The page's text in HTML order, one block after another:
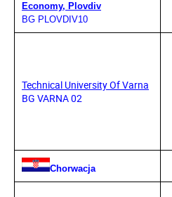
Economy, Plovdiv
BG PLOVDIV10
Technical University Of Varna
BG VARNA 02
Chorwacja